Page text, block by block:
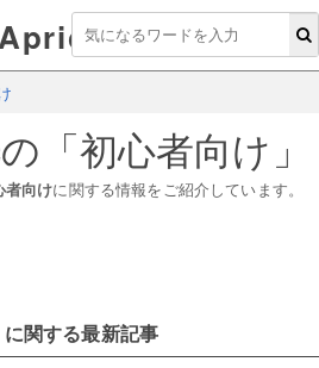
の「初心者向け 」
者向けに関する情報をご紹介しています。
に関する最新記事